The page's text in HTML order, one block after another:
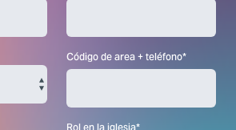
Código de area + teléfono*
Rol en la iglesia*